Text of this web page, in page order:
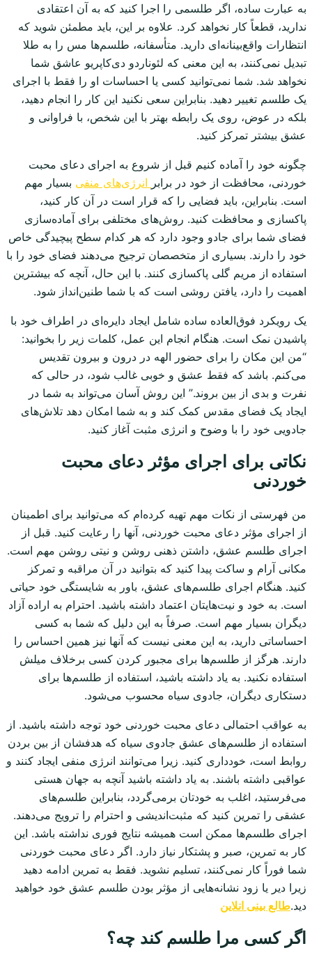
به عبارت ساده، اگر طلسمی را اجرا کنید که به آن اعتقادی
ندارید، قطعاً کار نخواهد کرد. علاوه بر این، باید مطمئن شوید که
انتظارات واقع‌بینانه‌ای دارید. متأسفانه، طلسم‌ها مس را به طلا
تبدیل نمی‌کنند، به این معنی که لئوناردو دی‌کاپریو عاشق شما
نخواهد شد. شما نمی‌توانید کسی یا احساسات او را فقط با اجرای
یک طلسم تغییر دهید. بنابراین سعی نکنید این کار را انجام دهید،
بلکه در عوض، روی یک رابطه بهتر با این شخص، با فراوانی و
عشق بیشتر تمرکز کنید.
چگونه خود را آماده کنیم قبل از شروع به اجرای دعای محبت
خوردنی، محافظت از خود در برابر انرژی‌های منفی بسیار مهم
است. بنابراین، باید فضایی را که قرار است در آن کار کنید،
پاکسازی و محافظت کنید. روش‌های مختلفی برای آماده‌سازی
فضای شما برای جادو وجود دارد که هر کدام سطح پیچیدگی خاص
خود را دارند. بسیاری از متخصصان ترجیح می‌دهند فضای خود را با
استفاده از مریم گلی پاکسازی کنند. با این حال، آنچه که بیشترین
اهمیت را دارد، یافتن روشی است که با شما طنین‌انداز شود.
یک رویکرد فوق‌العاده ساده شامل ایجاد دایره‌ای در اطراف خود با
پاشیدن نمک است. هنگام انجام این عمل، کلمات زیر را بخوانید:
“من این مکان را برای حضور الهه در درون و بیرون تقدیس
می‌کنم. باشد که فقط عشق و خوبی غالب شود، در حالی که
نفرت و بدی از بین بروند.” این روش آسان می‌تواند به شما در
ایجاد یک فضای مقدس کمک کند و به شما امکان دهد تلاش‌های
جادویی خود را با وضوح و انرژی مثبت آغاز کنید.
نکاتی برای اجرای مؤثر دعای محبت
خوردنی
من فهرستی از نکات مهم تهیه کرده‌ام که می‌توانید برای اطمینان
از اجرای مؤثر دعای محبت خوردنی، آنها را رعایت کنید. قبل از
اجرای طلسم عشق، داشتن ذهنی روشن و نیتی روشن مهم است.
مکانی آرام و ساکت پیدا کنید که بتوانید در آن مراقبه و تمرکز
کنید. هنگام اجرای طلسم‌های عشق، باور به شایستگی خود حیاتی
است. به خود و نیت‌هایتان اعتماد داشته باشید. احترام به اراده آزاد
دیگران بسیار مهم است. صرفاً به این دلیل که شما به کسی
احساساتی دارید، به این معنی نیست که آنها نیز همین احساس را
دارند. هرگز از طلسم‌ها برای مجبور کردن کسی برخلاف میلش
استفاده نکنید. به یاد داشته باشید، استفاده از طلسم‌ها برای
دستکاری دیگران، جادوی سیاه محسوب می‌شود.
به عواقب احتمالی دعای محبت خوردنی خود توجه داشته باشید. از
استفاده از طلسم‌های عشق جادوی سیاه که هدفشان از بین بردن
روابط است، خودداری کنید. زیرا می‌توانند انرژی منفی ایجاد کنند و
عواقبی داشته باشند. به یاد داشته باشید آنچه به جهان هستی
می‌فرستید، اغلب به خودتان برمی‌گردد، بنابراین طلسم‌های
عشقی را تمرین کنید که مثبت‌اندیشی و احترام را ترویج می‌دهند.
اجرای طلسم‌ها ممکن است همیشه نتایج فوری نداشته باشد. این
کار به تمرین، صبر و پشتکار نیاز دارد. اگر دعای محبت خوردنی
شما فوراً کار نمی‌کنند، تسلیم نشوید. فقط به تمرین ادامه دهید
زیرا دیر یا زود نشانه‌هایی از مؤثر بودن طلسم عشق خود خواهید
دید.طالع بینی انلاین
اگر کسی مرا طلسم کند چه؟